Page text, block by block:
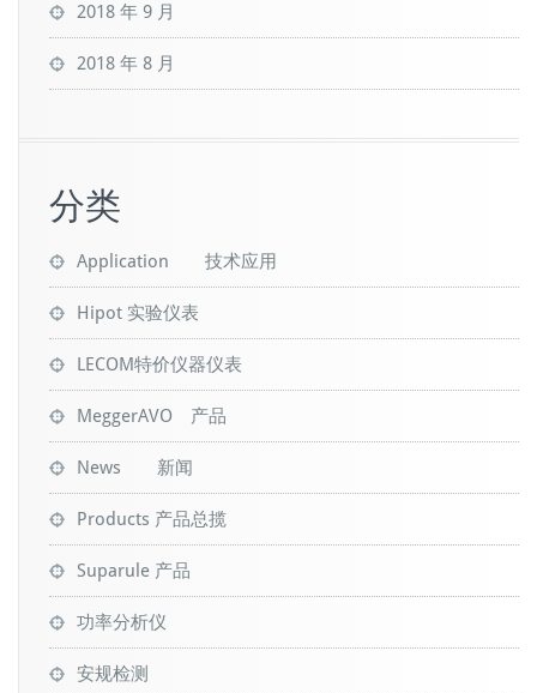
2018 年 9 月
2018 年 8 月
分类
Application 技术应用
Hipot 实验仪表
LECOM特价仪器仪表
MeggerAVO 产品
News 新闻
Products 产品总揽
Suparule 产品
功率分析仪
安规检测